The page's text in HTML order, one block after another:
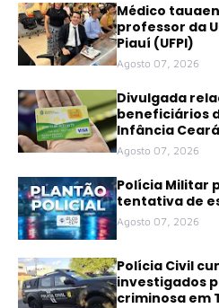
Médico
professor da
Piauí (UFPI)
Agosto 07, 2026
Divulgada
beneficiários
Infância Ceará
Agosto 07, 2026
Polícia Militar
tentativa de
Agosto 07, 2026
Polícia Civil
investigados
criminosa em